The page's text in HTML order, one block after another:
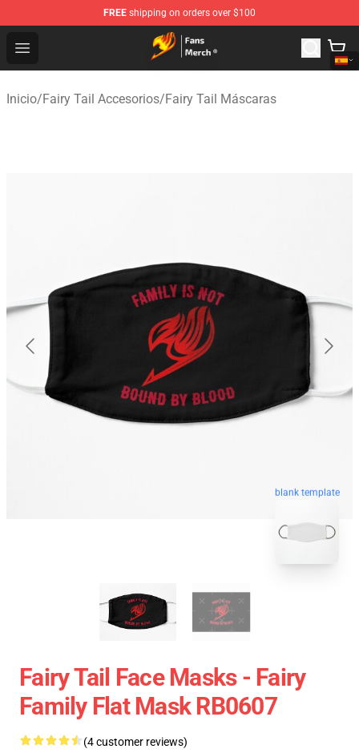
FREE shipping on orders over $100
Open menu
Fairy Tail Store - Official Fairy Tail Merchandise Shop
Inicio/Fairy Tail Accesorios/Fairy Tail Máscaras
blank template
Fairy Tail Face Masks - Fairy
Family Flat Mask RB0607
(4 customer reviews)